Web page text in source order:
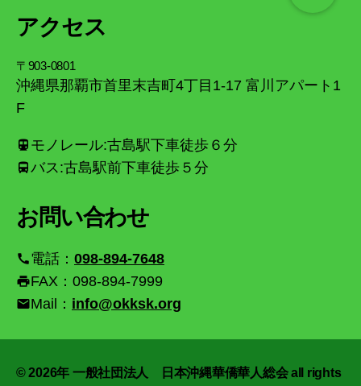
アクセス
〒903-0801
沖縄県那覇市首里末吉町4丁目1-17 富川アパート1
F
directions_transit モノレール:古島駅下車徒歩６分
directions_busバス:古島駅前下車徒歩５分
お問い合わせ
call電話： 098-894-7648
printFAX：098-894-7999
emailMail： info@okksk.org
© 2026年 一般社団法人 日本沖縄華僑華人総会 all rights